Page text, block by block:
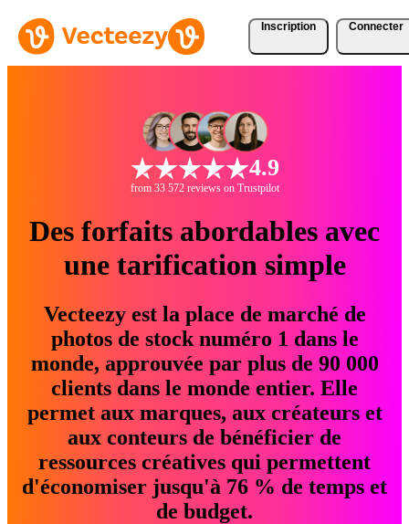
Inscription Connecter
4.9
from 33 572 reviews on Trustpilot
Des forfaits abordables avec
une tarification simple
Vecteezy est la place de marché de
photos de stock numéro 1 dans le
monde, approuvée par plus de 90 000
clients dans le monde entier. Elle
permet aux marques, aux créateurs et
aux conteurs de bénéficier de
ressources créatives qui permettent
d'économiser jusqu'à 76 % de temps et
de budget.